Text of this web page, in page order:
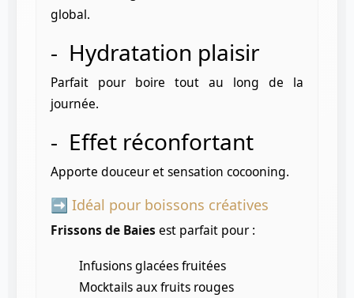
global.
- Hydratation plaisir
Parfait pour boire tout au long de la
journée.
- Effet réconfortant
Apporte douceur et sensation cocooning.
➡️ Idéal pour boissons créatives
Frissons de Baies est parfait pour :
Infusions glacées fruitées
Mocktails aux fruits rouges